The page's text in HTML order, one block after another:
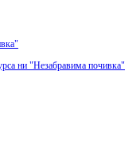
ни "Незабравима почивка"